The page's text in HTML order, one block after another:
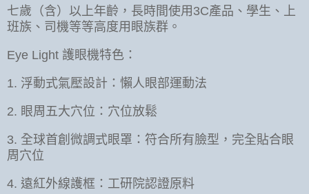
七歲（含）以上年齡，長時間使用3C產品、學生、上
班族、司機等等高度用眼族群。
Eye Light 護眼機特色：
1. 浮動式氣壓設計：懶人眼部運動法
2. 眼周五大穴位：穴位放鬆
3. 全球首創微調式眼罩：符合所有臉型，完全貼合眼
周穴位
4. 遠紅外線護框：工研院認證原料